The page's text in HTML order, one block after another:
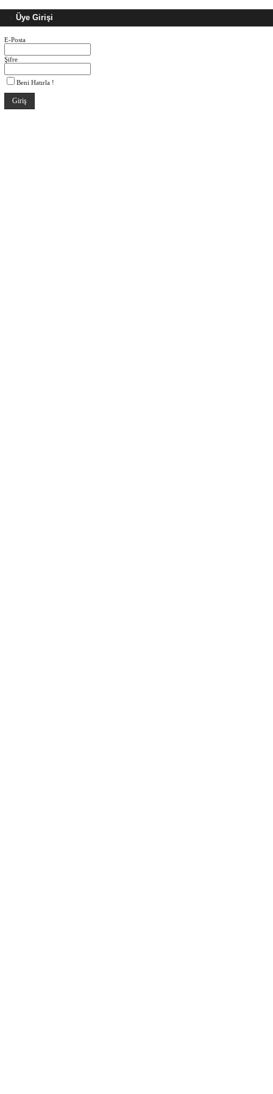
Üye Girişi
E-Posta
Şifre
Beni Hatırla !